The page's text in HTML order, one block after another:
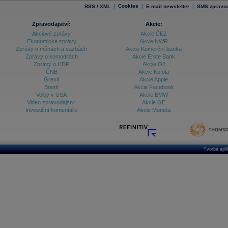
RSS / XML | Cookies | E-mail newsletter | SMS
Zpravodajství:
Akciové zprávy
Ekonomické zprávy
Zprávy o měnách a sazbách
Zprávy o komoditách
Zprávy o HDP
ČNB
Grexit
Brexit
Volby v USA
Video zpravodajství
Investiční komentáře
Akcie:
Akcie ČEZ
Akcie NWR
Akcie Komerční banka
Akcie Erste Bank
Akcie O2
Akcie Kofola
Akcie Apple
Akcie Facebook
Akcie BMW
Akcie GE
Akcie Moneta
Tvorba